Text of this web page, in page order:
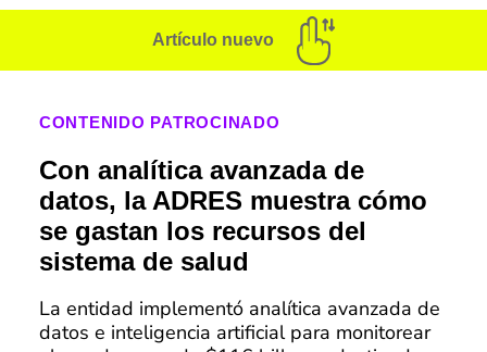
Artículo nuevo
CONTENIDO PATROCINADO
Con analítica avanzada de
datos, la ADRES muestra cómo
se gastan los recursos del
sistema de salud
La entidad implementó analítica avanzada de
datos e inteligencia artificial para monitorear